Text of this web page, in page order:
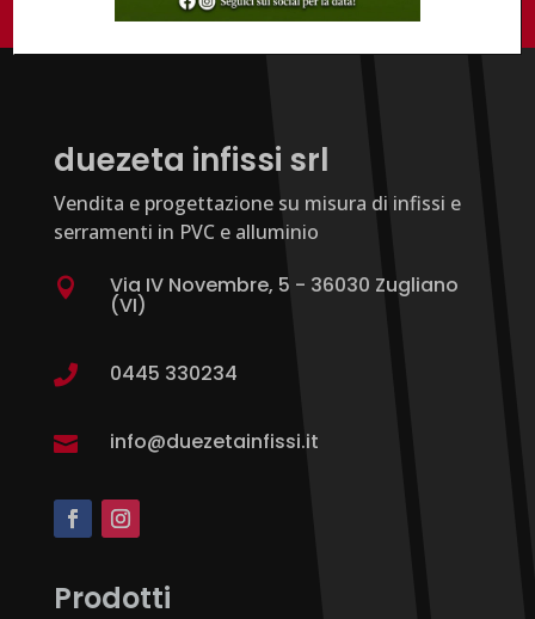
duezeta infissi srl
Vendita e progettazione su misura di infissi e
serramenti in PVC e alluminio
 Via IV Novembre, 5 - 36030 Zugliano
(VI)
 0445 330234
 info@duezetainfissi.it
Prodotti